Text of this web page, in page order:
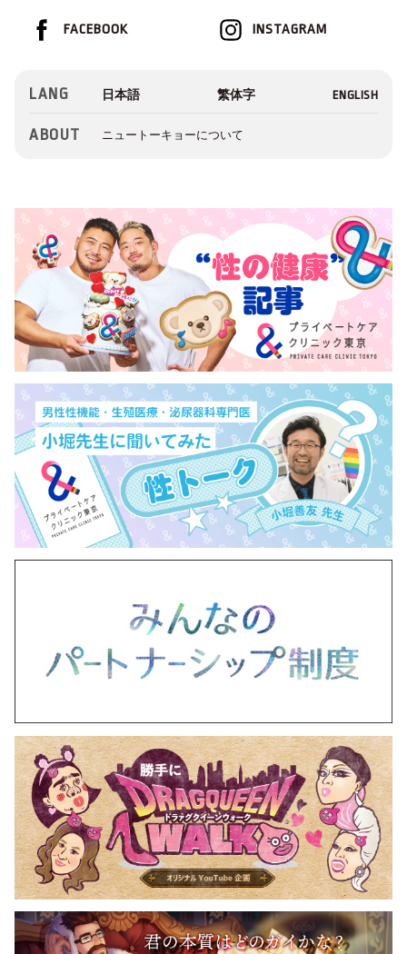
INSTAGRAM
FACEBOOK
LANG
ABOUT ニュートーキョーについて